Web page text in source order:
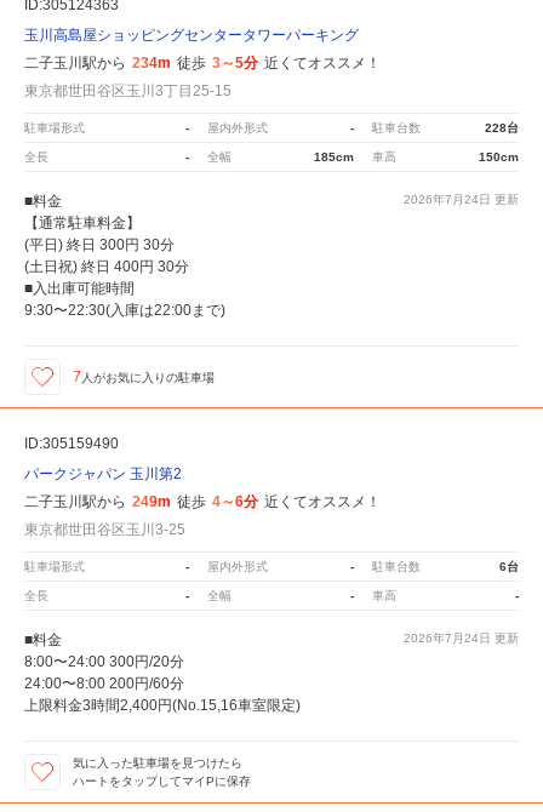
ID:305124363
玉川高島屋ショッピングセンタータワーパーキング
二子玉川駅から 234m 徒歩 3～5分 近くてオススメ！
東京都世田谷区玉川3丁目25-15
駐車場形式 - 屋内外形式 - 駐車台数 228台
全長 - 全幅 185cm 車高 150cm
2026年7月24日 更新
■料金
【通常駐車料金】
(平日) 終日 300円 30分
(土日祝) 終日 400円 30分
■入出庫可能時間
9:30〜22:30(入庫は22:00まで)
7 人がお気に入りの駐車場
ID:305159490
パークジャパン 玉川第2
二子玉川駅から 249m 徒歩 4～6分 近くてオススメ！
東京都世田谷区玉川3-25
駐車場形式 - 屋内外形式 - 駐車台数 6台
全長 - 全幅 - 車高 -
2026年7月24日 更新
■料金
8:00〜24:00 300円/20分
24:00〜8:00 200円/60分
上限料金3時間2,400円(No.15,16車室限定)
気に入った駐車場を見つけたら
ハートをタップしてマイPに保存